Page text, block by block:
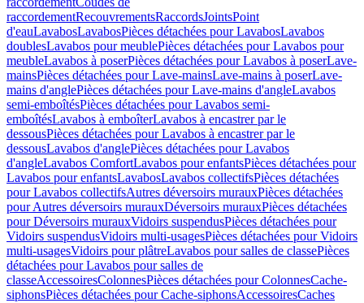
raccordementRecouvrementsRaccordsJointsPoint
d'eauLavabosLavabosPièces détachées pour LavabosLavabos
doublesLavabos pour meublePièces détachées pour Lavabos pour
meubleLavabos à poserPièces détachées pour Lavabos à poserLave-
mainsPièces détachées pour Lave-mainsLave-mains à poserLave-
mains d'anglePièces détachées pour Lave-mains d'angleLavabos
semi-emboîtésPièces détachées pour Lavabos semi-
emboîtésLavabos à emboîterLavabos à encastrer par le
dessousPièces détachées pour Lavabos à encastrer par le
dessousLavabos d'anglePièces détachées pour Lavabos
d'angleLavabos ComfortLavabos pour enfantsPièces détachées pour
Lavabos pour enfantsLavabosLavabos collectifsPièces détachées
pour Lavabos collectifsAutres déversoirs murauxPièces détachées
pour Autres déversoirs murauxDéversoirs murauxPièces détachées
pour Déversoirs murauxVidoirs suspendusPièces détachées pour
Vidoirs suspendusVidoirs multi-usagesPièces détachées pour Vidoirs
multi-usagesVidoirs pour plâtreLavabos pour salles de classePièces
détachées pour Lavabos pour salles de
classeAccessoiresColonnesPièces détachées pour ColonnesCache-
siphonsPièces détachées pour Cache-siphonsAccessoiresCaches